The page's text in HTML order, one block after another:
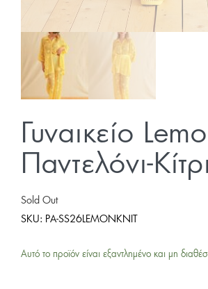
Γυναικείο
Παντελόνι-
Sold Out
SKU: PA-SS26LEMONKNIT
Αυτό το προϊόν είναι εξαντλημένο και μη